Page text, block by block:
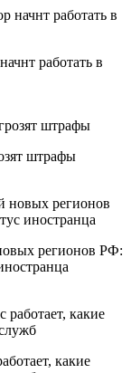
работать в
штрафы
регионов РФ:
какие